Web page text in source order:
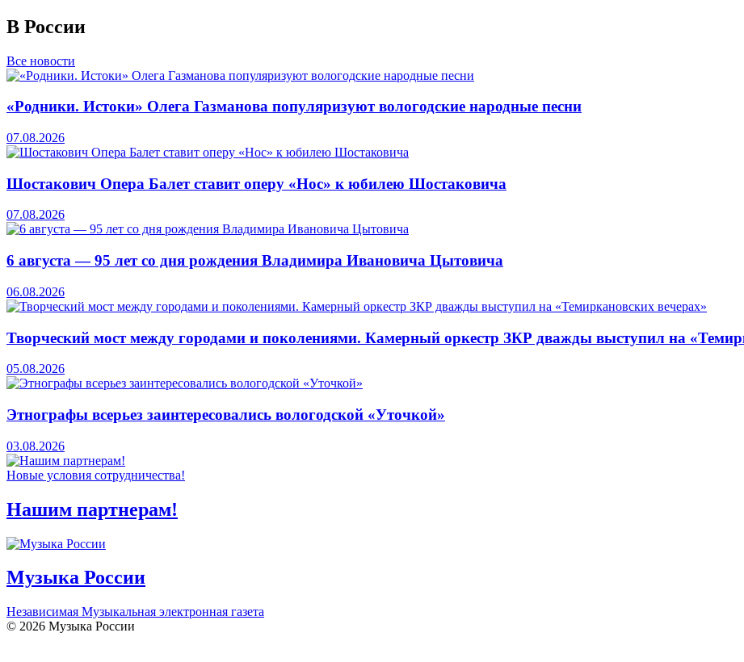
В России
Все новости
«Родники. Истоки» Олега Газманова популяризуют вологодские народные песни
07.08.2026
Шостакович Опера Балет ставит оперу «Нос» к юбилею Шостаковича
07.08.2026
6 августа — 95 лет со дня рождения Владимира Ивановича Цытовича
06.08.2026
Творческий мост между городами и поколениями. Камерный оркестр ЗКР дважды выступил на
05.08.2026
Этнографы всерьез заинтересовались вологодской «Уточкой»
03.08.2026
Новые условия сотрудничества!
Нашим партнерам!
Музыка России
Независимая Музыкальная электронная газета
© 2026 Музыка России